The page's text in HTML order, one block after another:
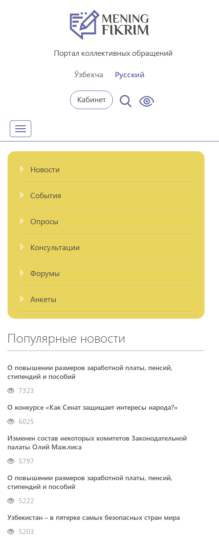
Портал коллективных обращений
Ўзбекча Русский
Кабинет
Toggle
navigation
Новости
События
Опросы
Консультации
Форумы
Анкеты
Популярные новости
О повышении размеров заработной платы, пенсий,
стипендий и пособий
7323
О конкурсе «Как Сенат защищает интересы народа?»
6025
Изменен состав некоторых комитетов Законодательной
палаты Олий Мажлиса
5797
О повышении размеров заработной платы, пенсий,
стипендий и пособий
5222
Узбекистан – в пятерке самых безопасных стран мира
5203